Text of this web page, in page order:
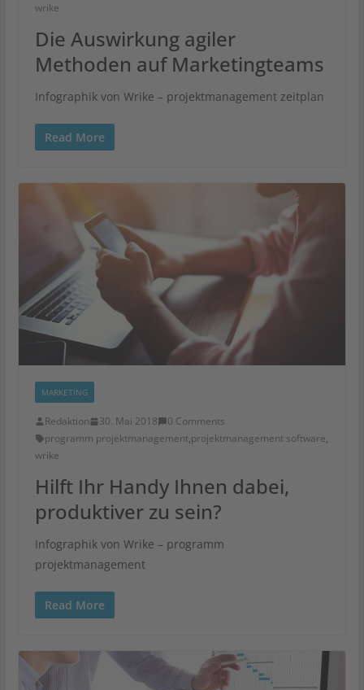
wrike
Die Auswirkung agiler
Methoden auf Marketingteams
Infographik von Wrike – projektmanagement zeitplan
Read More
MARKETING
Redaktion 30. Mai 2018
0 Comments
programm projektmanagement,projektmanagement software,
wrike
Hilft Ihr Handy Ihnen dabei,
produktiver zu sein?
Infographik von Wrike – programm
projektmanagement
Read More